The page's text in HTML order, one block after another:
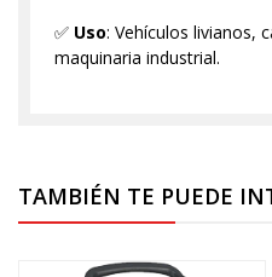
✅ Uso: Vehículos livianos,
maquinaria industrial.
TAMBIÉN TE PUEDE